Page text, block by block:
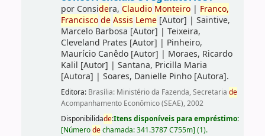
por Considera, Claudio Monteiro| Franco,
Francisco de Assis Leme[Autor] | Saintive,
Marcelo Barbosa [Autor] | Teixeira,
Cleveland Prates [Autor] | Pinheiro,
Maurício Canêdo[Autor] | Moraes, Ricardo
Kalil [Autor] | Santana, Pricilla Maria
[Autora] | Soares, Danielle Pinho[Autora].
Editora: Brasília: Ministério da Fazenda, Secretaria de
Acompanhamento Econômico (SEAE), 2002
Disponibilidade:Itens disponíveis para empréstimo:
[Númerodechamada:341.3787 C755m] (1).